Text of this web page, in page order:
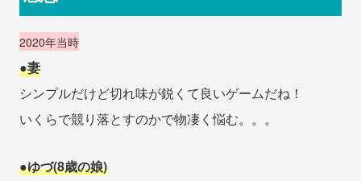
2020年当時
●妻
シンプルだけど切れ味が鋭くて良いゲームだね！
いくらで競り落とすのかで物凄く悩む。。。
●ゆづ(8歳の娘)